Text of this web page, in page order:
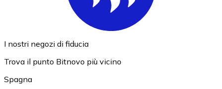
I nostri negozi di fiducia
Trova il punto Bitnovo più vicino
Spagna